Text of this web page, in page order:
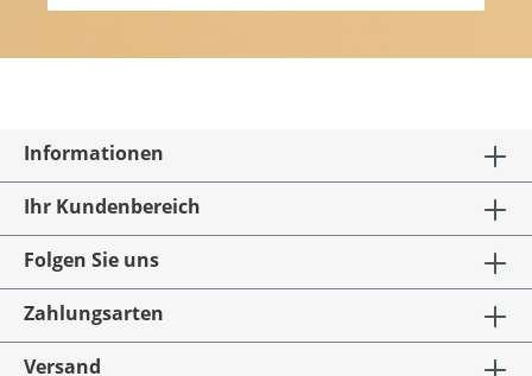
Informationen
Ihr Kundenbereich
Folgen Sie uns
Zahlungsarten
Versand